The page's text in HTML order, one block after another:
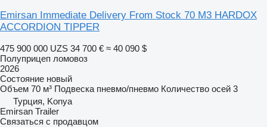
Emirsan Immediate Delivery From Stock 70 M3 HARDOX
ACCORDION TIPPER
475 900 000 UZS 34 700 € ≈ 40 090 $
Полуприцеп ломовоз
2026
Состояние новый
Объем 70 м³ Подвеска пневмо/пневмо Количество осей 3
Турция, Konya
Emirsan Trailer
Связаться с продавцом